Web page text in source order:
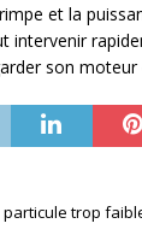
et la
intervenir
son
trop